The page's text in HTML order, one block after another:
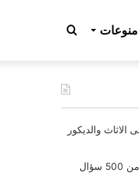
منوعات بحث
عن
الاثاث والديكور